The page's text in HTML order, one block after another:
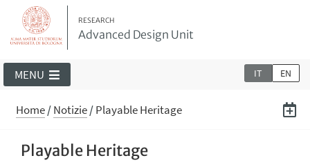
RESEARCH
Advanced Design Unit
IT EN
MENU
Home/Notizie/Playable Heritage
Playable Heritage